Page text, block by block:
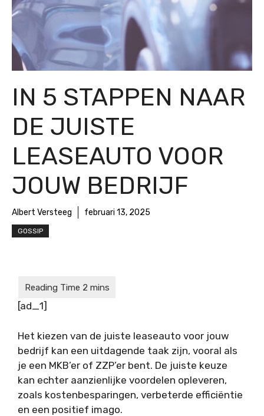
IN 5 STAPPEN NAAR
DE JUISTE
LEASEAUTO VOOR
JOUW BEDRIJF
Albert Versteeg februari 13, 2025
GOSSIP
[ad_1]
Het kiezen van de juiste leaseauto voor jouw
bedrijf kan een uitdagende taak zijn, vooral als
je een MKB’er of ZZP’er bent. De juiste keuze
kan echter aanzienlijke voordelen opleveren,
zoals kostenbesparingen, verbeterde efficiëntie
en een positief imago.